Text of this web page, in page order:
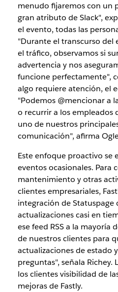
menudo fijaremos con un
gran atributo de Slack",
el evento, todas las
"Durante el transcurso del
el tráfico, observamos si
advertencia y nos
funcione perfectamente",
algo requiere atención, el
"Podemos @mencionar a
o recurrir a los empleados
uno de nuestros
comunicación", afirma
Este enfoque proactivo se
eventos ocasionales. Para
mantenimiento y otras
clientes empresariales,
integración de
actualizaciones casi en
ese feed RSS a la mayoría
de nuestros clientes para
actualizaciones de estado
preguntas", señala
los clientes visibilidad de
mejoras de Fastly.